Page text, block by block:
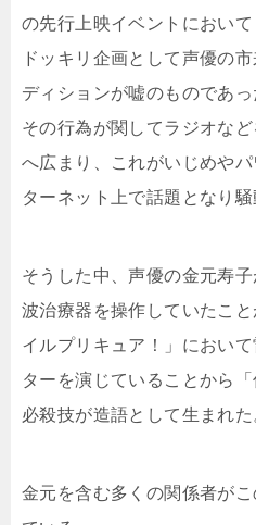
の先行上映イベントにおいて
ドッキリ企画として声優の
ディションが嘘のものであっ
その行為が関してラジオな
へ広まり、これがいじめや
ターネット上で話題となり騒
そうした中、声優の金元寿
波治療器を操作していたこ
イルプリキュア！」におい
ターを演じていることから
必殺技が造語として生まれた
金元を含む多くの関係者が